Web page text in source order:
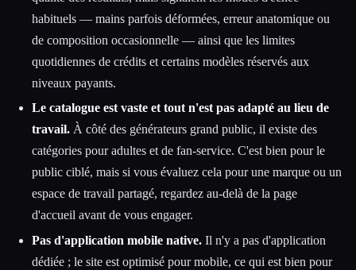
habituels — mains parfois déformées, erreur anatomique ou
de composition occasionnelle — ainsi que les limites
quotidiennes de crédits et certains modèles réservés aux
niveaux payants.
Le catalogue est vaste et tout n'est pas adapté au lieu de
travail. À côté des générateurs grand public, il existe des
catégories pour adultes et de fan-service. C'est bien pour le
public ciblé, mais si vous évaluez cela pour une marque ou un
espace de travail partagé, regardez au-delà de la page
d'accueil avant de vous engager.
Pas d'application mobile native. Il n'y a pas d'application
dédiée ; le site est optimisé pour mobile, ce qui est bien pour